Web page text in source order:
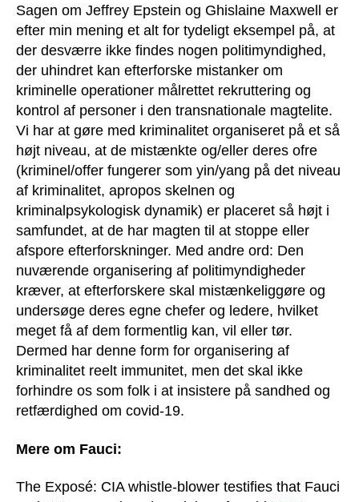
Sagen om Jeffrey Epstein og Ghislaine Maxwell er
efter min mening et alt for tydeligt eksempel på, at
der desværre ikke findes nogen politimyndighed,
der uhindret kan efterforske mistanker om
kriminelle operationer målrettet rekruttering og
kontrol af personer i den transnationale magtelite.
Vi har at gøre med kriminalitet organiseret på et så
højt niveau, at de mistænkte og/eller deres ofre
(kriminel/offer fungerer som yin/yang på det niveau
af kriminalitet, apropos skelnen og
kriminalpsykologisk dynamik) er placeret så højt i
samfundet, at de har magten til at stoppe eller
afspore efterforskninger. Med andre ord: Den
nuværende organisering af politimyndigheder
kræver, at efterforskere skal mistænkeliggøre og
undersøge deres egne chefer og ledere, hvilket
meget få af dem formentlig kan, vil eller tør.
Dermed har denne form for organisering af
kriminalitet reelt immunitet, men det skal ikke
forhindre os som folk i at insistere på sandhed og
retfærdighed om covid-19.
Mere om Fauci:
The Exposé: CIA whistle-blower testifies that Fauci